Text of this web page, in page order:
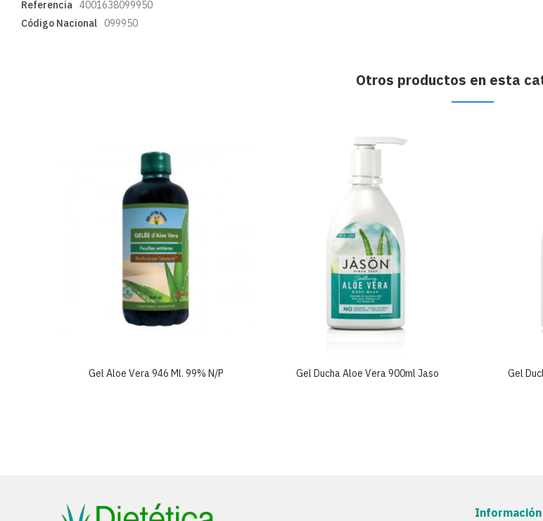
Referencia 4001638099950
Código Nacional
099950
Otros productos en esta
Gel Aloe Vera 946 Ml. 99% N/p Gel Ducha Aloe Vera 900ml Jaso Gel
Información